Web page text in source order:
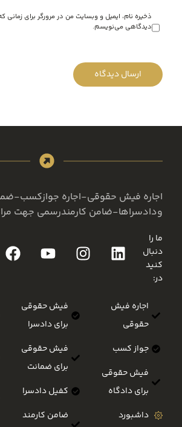
ذخیره نام، ایمیل و وبسایت من در مرورگر برای زمانی
دیدگاهی می‌نویسم.
اجاره فیش حقوقی-اجاره جوازکسب-
ودادسراها-ضامن کارمندرسمی جهت
ما را
دنبال
کنید
در:
اجاره فیش
حقوقی
جواز کسب
فیش حقوقی
برای دادگاه
داشبورد
فیش حقوقی
برای دادسرا
فیش حقوقی
برای ضمانت
کفیل دادسرا
ضامن کارمند